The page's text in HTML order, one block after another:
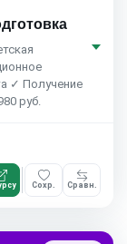
✓ Получение
руб.
Сохр. Сравн.